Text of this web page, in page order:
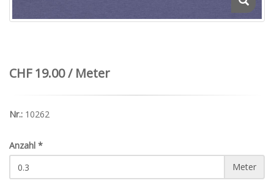
CHF 19.00 / Meter
Nr.: 10262
Anzahl *
Meter